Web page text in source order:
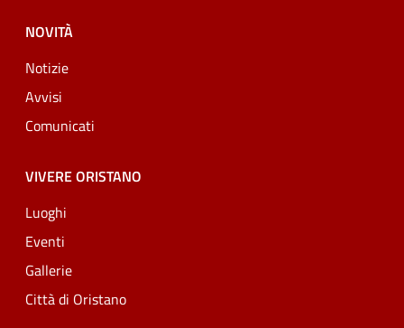
NOVITÀ
Notizie
Avvisi
Comunicati
VIVERE ORISTANO
Luoghi
Eventi
Gallerie
Città di Oristano